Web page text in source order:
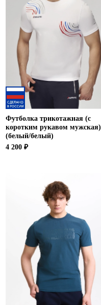
Футболка трикотажная (с
коротким рукавом мужская)
(белый/белый)
4 200 ₽